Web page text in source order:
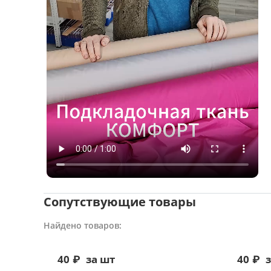
Сопутствующие товары
Найдено товаров:
40 ₽ за шт 40 ₽